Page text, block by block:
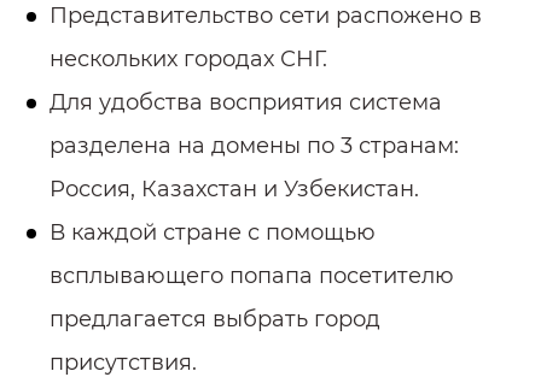
Представительство сети распожено в
нескольких городах СНГ.
Для удобства восприятия система
разделена на домены по 3 странам:
Россия, Казахстан и Узбекистан.
В каждой стране с помощью
всплывающего попапа посетителю
предлагается выбрать город
присутствия.